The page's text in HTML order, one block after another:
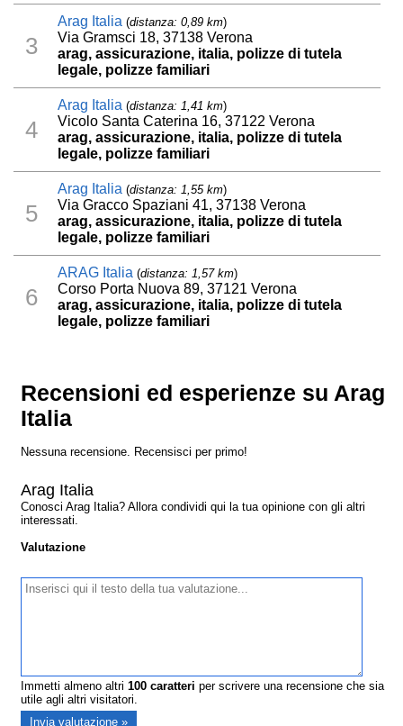
3
Arag Italia (distanza: 0,89 km)
Via Gramsci 18, 37138 Verona
arag, assicurazione, italia, polizze di tutela
legale, polizze familiari
4
Arag Italia (distanza: 1,41 km)
Vicolo Santa Caterina 16, 37122 Verona
arag, assicurazione, italia, polizze di tutela
legale, polizze familiari
5
Arag Italia (distanza: 1,55 km)
Via Gracco Spaziani 41, 37138 Verona
arag, assicurazione, italia, polizze di tutela
legale, polizze familiari
6
ARAG Italia (distanza: 1,57 km)
Corso Porta Nuova 89, 37121 Verona
arag, assicurazione, italia, polizze di tutela
legale, polizze familiari
Recensioni ed esperienze su Arag
Italia
Nessuna recensione. Recensisci per primo!
Arag Italia
Conosci Arag Italia? Allora condividi qui la tua opinione con gli altri
interessati.
Valutazione
Immetti almeno altri100 caratteri per scrivere una recensione che sia
utile agli altri visitatori.